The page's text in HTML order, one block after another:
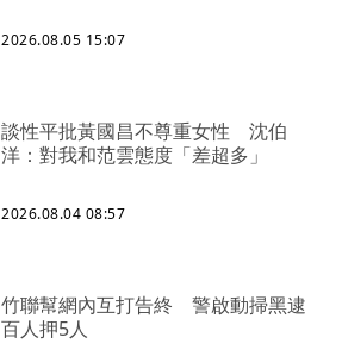
2026.08.05 15:07
談性平批黃國昌不尊重女性 沈伯
洋：對我和范雲態度「差超多」
2026.08.04 08:57
竹聯幫網內互打告終 警啟動掃黑逮
百人押5人